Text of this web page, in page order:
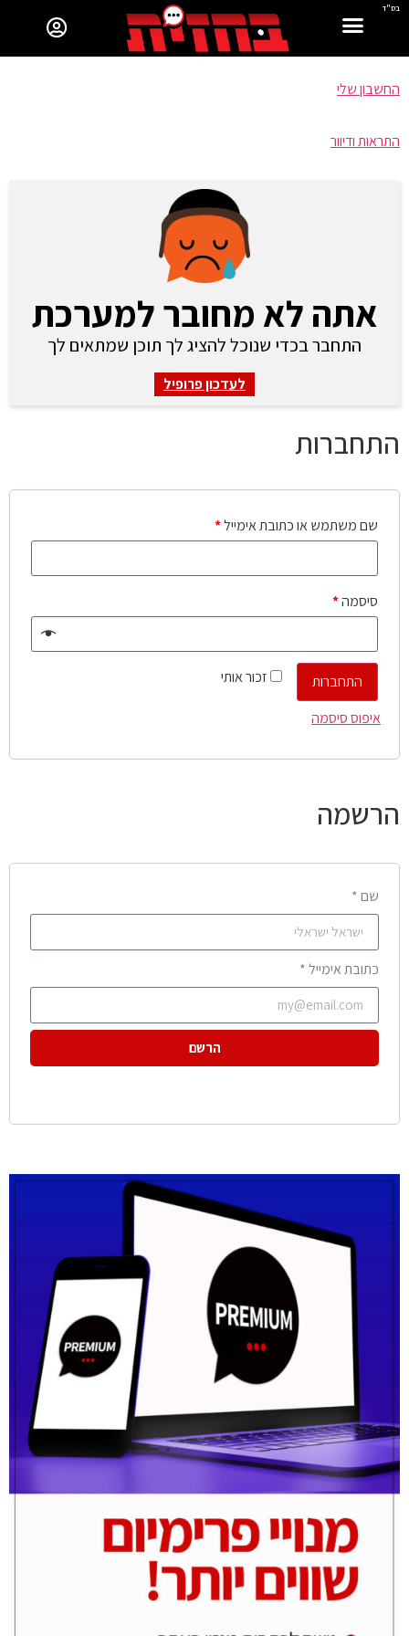
בס"ד
החשבון שלי
התראות ודיוור
אתה לא מחובר למערכת
התחבר בכדי שנוכל להציג לך תוכן שמתאים לך
לעדכון פרופיל
התחברות
שם משתמש או כתובת אימייל*
סיסמה*
זכור אותי
התחברות
איפוס סיסמה
הרשמה
שם *
כתובת אימייל *
הרשם